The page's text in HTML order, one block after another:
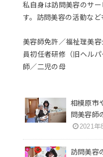
私自身は訪問美容のサ
す。訪問美容の活動など
美容師免許／福祉理美
員初任者研修（旧ヘル
師／二児の母
相模原市
問美容師
2021年
訪問美容